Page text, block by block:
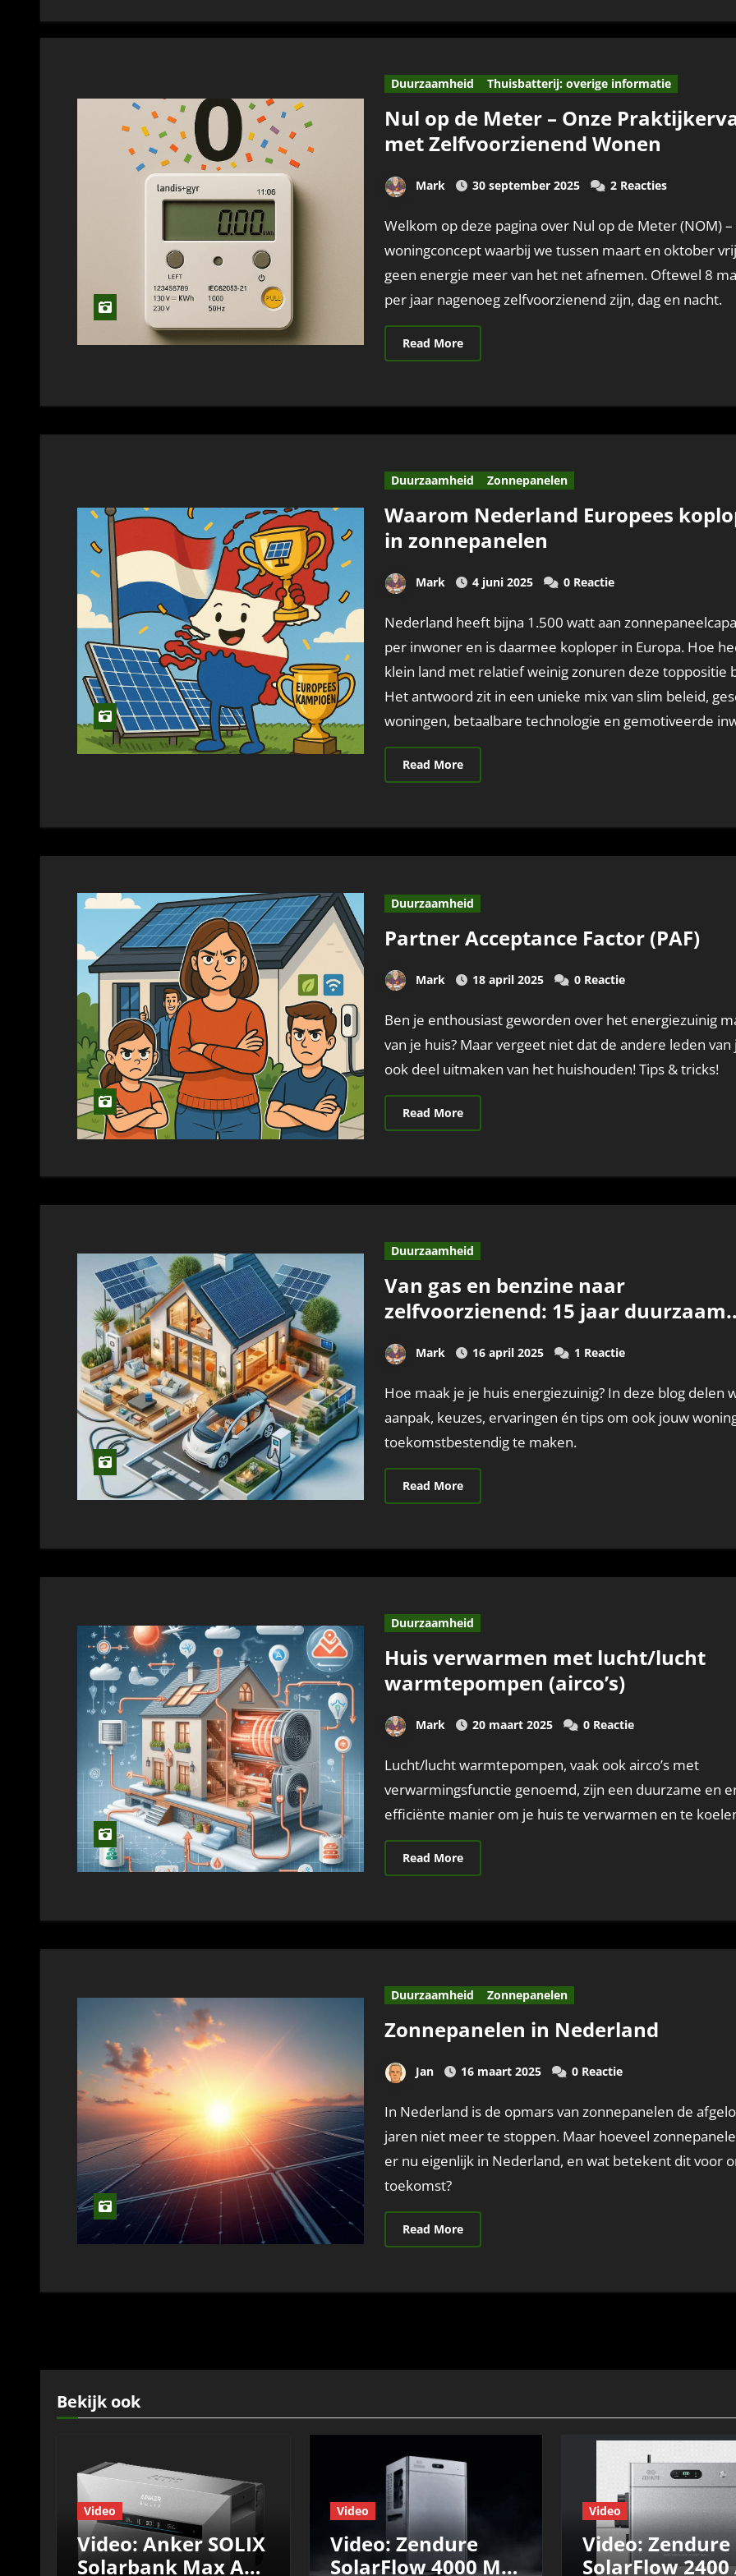
Duurzaamheid Thuisbatterij: overige informatie
Nul op de Meter – Onze
met Zelfvoorzienend Wonen
Mark 30 september 2025 2 Reacties
Welkom op deze pagina over Nul op de Meter (NOM) – een
woningconcept waarbij we tussen maart en oktober
geen energie meer van het net afnemen. Oftewel 8
per jaar nagenoeg zelfvoorzienend zijn, dag en nacht.
Read More
Duurzaamheid Zonnepanelen
Waarom Nederland Europees
in zonnepanelen
Mark 4 juni 2025 0 Reactie
Nederland heeft bijna 1.500 watt aan zonnepaneelcapaciteit
per inwoner en is daarmee koploper in Europa. Hoe
klein land met relatief weinig zonuren deze toppositie
Het antwoord zit in een unieke mix van slim beleid,
woningen, betaalbare technologie en gemotiveerde
Read More
Duurzaamheid
Partner Acceptance Factor (PAF)
Mark 18 april 2025 0 Reactie
Ben je enthousiast geworden over het energiezuinig maken
van je huis? Maar vergeet niet dat de andere leden van
ook deel uitmaken van het huishouden! Tips & tricks!
Read More
Duurzaamheid
Van gas en benzine naar
zelfvoorzienend: 15 jaar duurzaam
Mark 16 april 2025 1 Reactie
Hoe maak je je huis energiezuinig? In deze blog delen we onze
aanpak, keuzes, ervaringen én tips om ook jouw
toekomstbestendig te maken.
Read More
Duurzaamheid
Huis verwarmen met lucht/lucht
warmtepompen (airco’s)
Mark 20 maart 2025 0 Reactie
Lucht/lucht warmtepompen, vaak ook airco’s met
verwarmingsfunctie genoemd, zijn een duurzame en
efficiënte manier om je huis te verwarmen en te
Read More
Duurzaamheid Zonnepanelen
Zonnepanelen in Nederland
Jan 16 maart 2025 0 Reactie
In Nederland is de opmars van zonnepanelen de afgelopen
jaren niet meer te stoppen. Maar hoeveel
er nu eigenlijk in Nederland, en wat betekent dit voor
toekomst?
Read More
Bekijk ook
Video
Video: Anker SOLIX
Solarbank Max AC
Video
Video: Zendure
SolarFlow 4000 Mix
Video
Video: Zendure
SolarFlow 2400 AC+